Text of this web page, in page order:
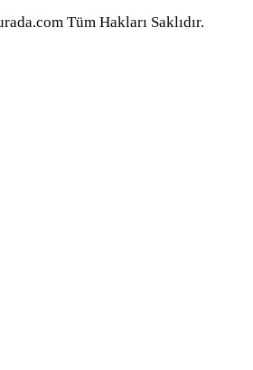
Tüm Hakları Saklıdır.